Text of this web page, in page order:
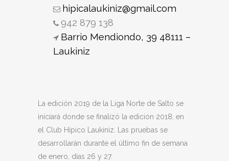
hipicalaukiniz@gmail.com
942 879 138
Barrio Mendiondo, 39 48111 –
Laukiniz
La edición 2019 de la Liga Norte de Salto se
iniciará donde se finalizó la edición 2018, en
el Club Hípico Laukiniz. Las pruebas se
desarrollarán durante el último fin de semana
de enero, días 26 y 27.